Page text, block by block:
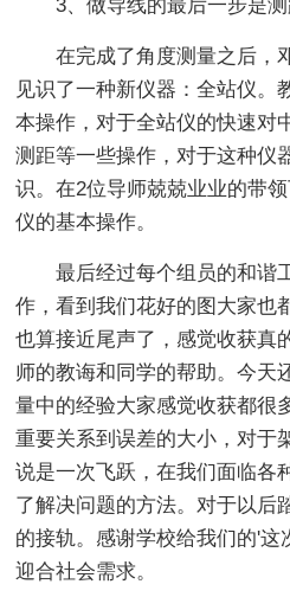
3、做导线的最后一步是
在完成了角度测量之后，
见识了一种新仪器：全站仪。
本操作，对于全站仪的快速对
测距等一些操作，对于这种仪
识。在2位导师兢兢业业的带
仪的基本操作。
最后经过每个组员的和谐
作，看到我们花好的图大家也
也算接近尾声了，感觉收获真
师的教诲和同学的帮助。今天
量中的经验大家感觉收获都很
重要关系到误差的大小，对于
说是一次飞跃，在我们面临各
了解决问题的方法。对于以后
的接轨。感谢学校给我们的'这
迎合社会需求。